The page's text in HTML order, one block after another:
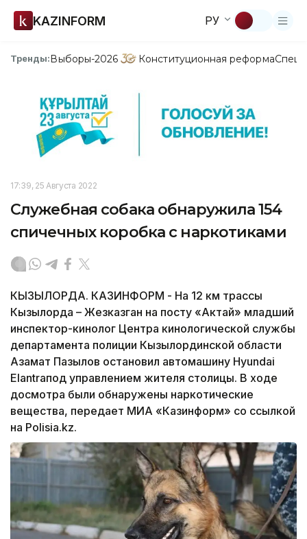
KAZINFORM РУ
Тренды:Выборы-2026 Конституционная реформа
17:39, 25 Августа 2022
Служебная собака обнаружила 154
спичечных коробка с наркотиками
КЫЗЫЛОРДА. КАЗИНФОРМ - На 12 км трассы
Кызылорда – Жезказган на посту «Актай» младший
инспектор-кинолог Центра кинологической службы
департамента полиции Кызылординской области
Азамат Пазылов остановил автомашину Hyundai
Elantraпод управлением жителя столицы. В ходе
досмотра были обнаружены наркотические
вещества, передает МИА «Казинформ» со ссылкой
на Polisia.kz.